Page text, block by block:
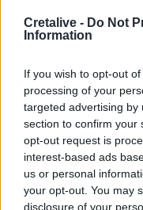
Cretalive - Do Not
Information
If you wish to opt-out
processing of your
targeted advertising by
section to confirm your
opt-out request is
interest-based ads
us or personal
your opt-out. You may
disclosure of your
Νέα πρόκληση